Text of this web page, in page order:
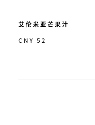
艾伦米亚芒果汁
CNY 52